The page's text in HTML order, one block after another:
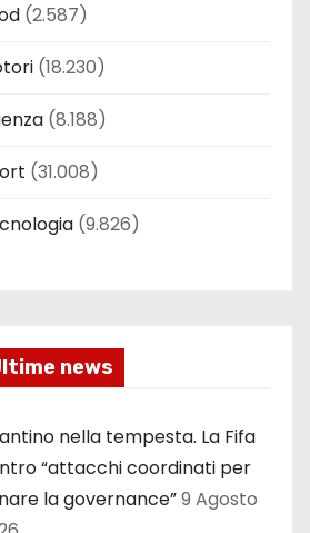
(2.587)
(18.230)
(8.188)
(31.008)
(9.826)
news
nella tempesta. La Fifa
“attacchi coordinati per
la governance”9 Agosto